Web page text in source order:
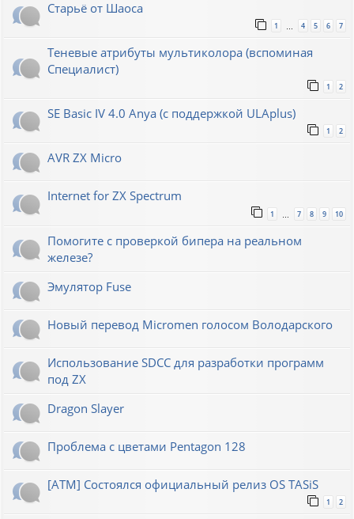
Старьё от Шаоса
1 … 4 5 6 7
Теневые атрибуты мультиколора (вспоминая
Специалист)
1 2
SE Basic IV 4.0 Anya (с поддержкой ULAplus)
1 2
AVR ZX Micro
Internet for ZX Spectrum
1 7 8 9 10
Помогите с проверкой бипера на реальном
железе?
Эмулятор Fuse
Новый перевод Micromen голосом Володарского
Использование SDCC для разработки программ
под ZX
Dragon Slayer
Проблема с цветами Pentagon 128
[ATM] Состоялся официальный релиз OS TASiS
1 2